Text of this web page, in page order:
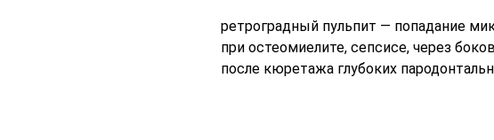
ретроградный пульпит — попадание
при остеомиелите, сепсисе, через
после кюретажа глубоких